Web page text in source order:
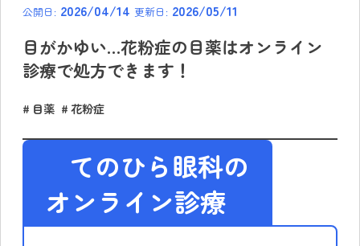
ok
公開日: 2026/04/14 更新日: 2026/05/11
目がかゆい…花粉症の目薬はオンライン
診療で処方できます！
目薬 花粉症
てのひら眼科の
オンライン診療